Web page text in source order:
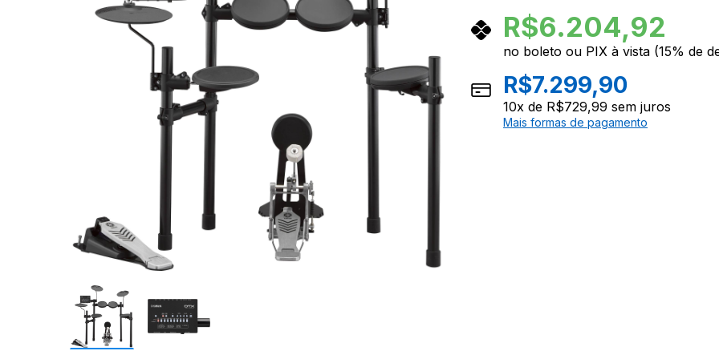
R$6.204,92
no boleto ou PIX à vista (15% de
R$7.299,90
10x de R$729,99 sem juros
Mais formas de pagamento